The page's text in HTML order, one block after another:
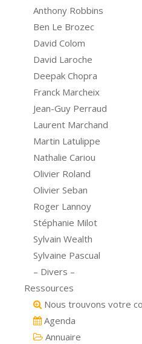
Anthony Robbins
Ben Le Brozec
David Colom
David Laroche
Deepak Chopra
Franck Marcheix
Jean-Guy Perraud
Laurent Marchand
Martin Latulippe
Nathalie Cariou
Olivier Roland
Olivier Seban
Roger Lannoy
Stéphanie Milot
Sylvain Wealth
Sylvaine Pascual
– Divers –
Ressources
Nous trouvons votre
Agenda
Annuaire